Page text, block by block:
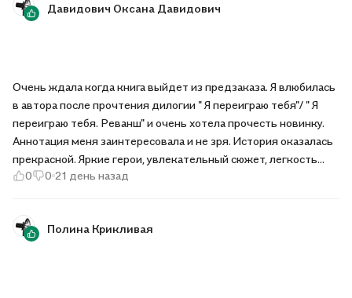
все ожидания, а финал интригует и требует продолжения.
Давидович Оксана Давидович
Очень ждала когда книга выйдет из предзаказа. Я влюбилась
в автора после прочтения дилогии " Я переиграю тебя"/ " Я
переиграю тебя. Реванш" и очень хотела прочесть новинку.
Аннотация меня заинтересовала и не зря. История оказалась
прекрасной. Яркие герои, увлекательный сюжет, легкость
чтения не давали мне оторваться от этой истории. Я до
нетерпением жду продолжения
0 0 21 день назад
Полина Крикливая